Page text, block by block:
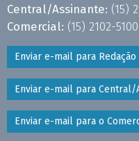
Central/Assinante: (15)
Comercial: (15) 2102-
Enviar e-mail para Redação
Enviar e-mail para Central/
Enviar e-mail para o